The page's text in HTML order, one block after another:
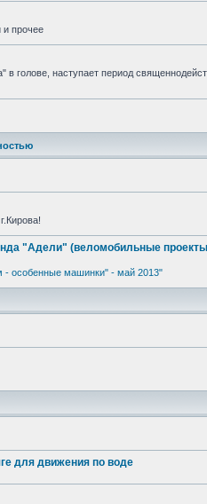
и прочее
в голове, наступает период
"Адели" (веломобильные
- особенные машинки" - май 2013"
для движения по воде